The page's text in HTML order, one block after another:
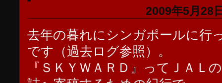
2009年5月28
去年の暮れにシンガポールに行
です（過去ログ参照）。
『ＳＫＹＷＡＲＤ』ってＪＡＬ